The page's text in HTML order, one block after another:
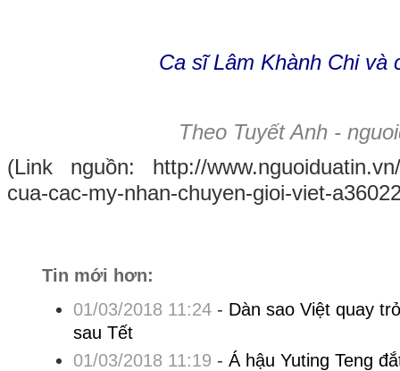
Ca sĩ Lâm Khành Chi và
Theo Tuyết Anh -
(Link nguồn: http://
cua-cac-my-nhan-chuyen-gioi-viet-
Tin mới hơn:
01/03/2018 11:24- Dàn sao Việt quay
sau Tết
01/03/2018 11:19 - Á hậu Yuting Teng